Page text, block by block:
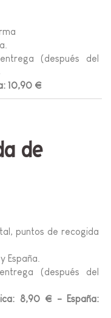
(después del
10,90 €
de
puntos de recogida
España.
(después del
8,90 € - España: